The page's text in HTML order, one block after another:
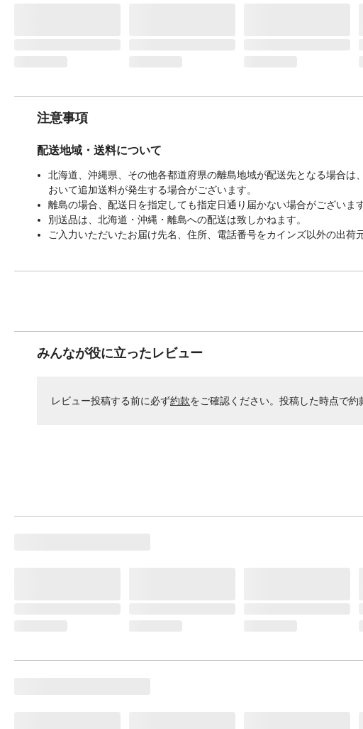
注意事項
配送地域・送料について
北海道、沖縄県、その他各都道府県の離島地域が配送先となる場合
おいて追加送料が発生する場合がございます。
離島の場合、配送日を指定しても指定日通り届かない場合がございます
別送品は、北海道・沖縄・離島への配送は致しかねます。
ご入力いただいたお届け先名、住所、電話番号をカインズ以外の出荷
みんなが役に立ったレビュー
レビュー投稿する前に必ず約款をご確認ください。投稿した時点で約